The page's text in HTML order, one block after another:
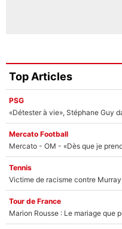
Top Articles
PSG
«Détester à vie», Stéphane Guy
Mercato Football
Tennis
Tour de France
Marion Rousse : Le mariage que